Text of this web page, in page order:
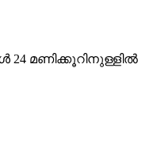
24 മണിക്കൂറിനുള്ളിൽ